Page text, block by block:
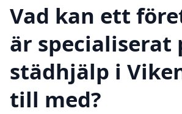
Vad kan ett
är specialiserat
städhjälp i
till med?